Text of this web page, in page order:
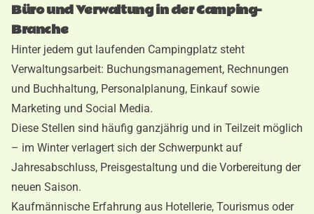
Büro und Verwaltung in der Camping-
Branche
Hinter jedem gut laufenden Campingplatz steht
Verwaltungsarbeit: Buchungsmanagement, Rechnungen
und Buchhaltung, Personalplanung, Einkauf sowie
Marketing und Social Media.
Diese Stellen sind häufig ganzjährig und in Teilzeit möglich
– im Winter verlagert sich der Schwerpunkt auf
Jahresabschluss, Preisgestaltung und die Vorbereitung der
neuen Saison.
Kaufmännische Erfahrung aus Hotellerie, Tourismus oder